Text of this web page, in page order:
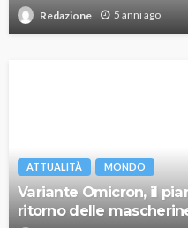
Redazione 5 anni ago
ATTUALITÀ MONDO
Variante Omicron, il
ritorno delle